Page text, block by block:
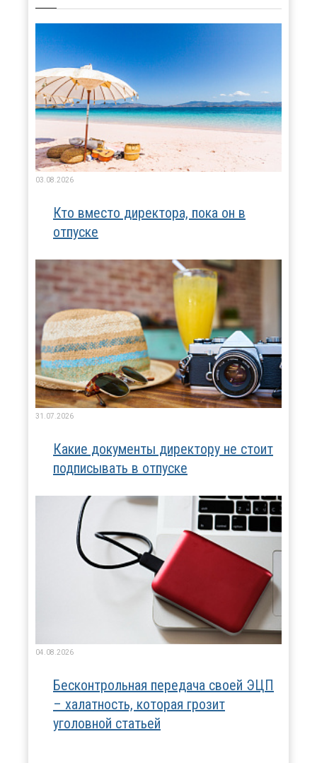
03.08.2026
Кто вместо директора, пока он в
отпуске
31.07.2026
Какие документы директору не стоит
подписывать в отпуске
04.08.2026
Бесконтрольная передача своей ЭЦП
– халатность, которая грозит
уголовной статьей